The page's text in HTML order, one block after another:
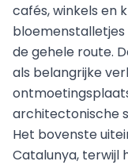
cafés, winkels en
de gehele route.
als belangrijke
architectonische
Het bovenste
Catalunya, terwijl